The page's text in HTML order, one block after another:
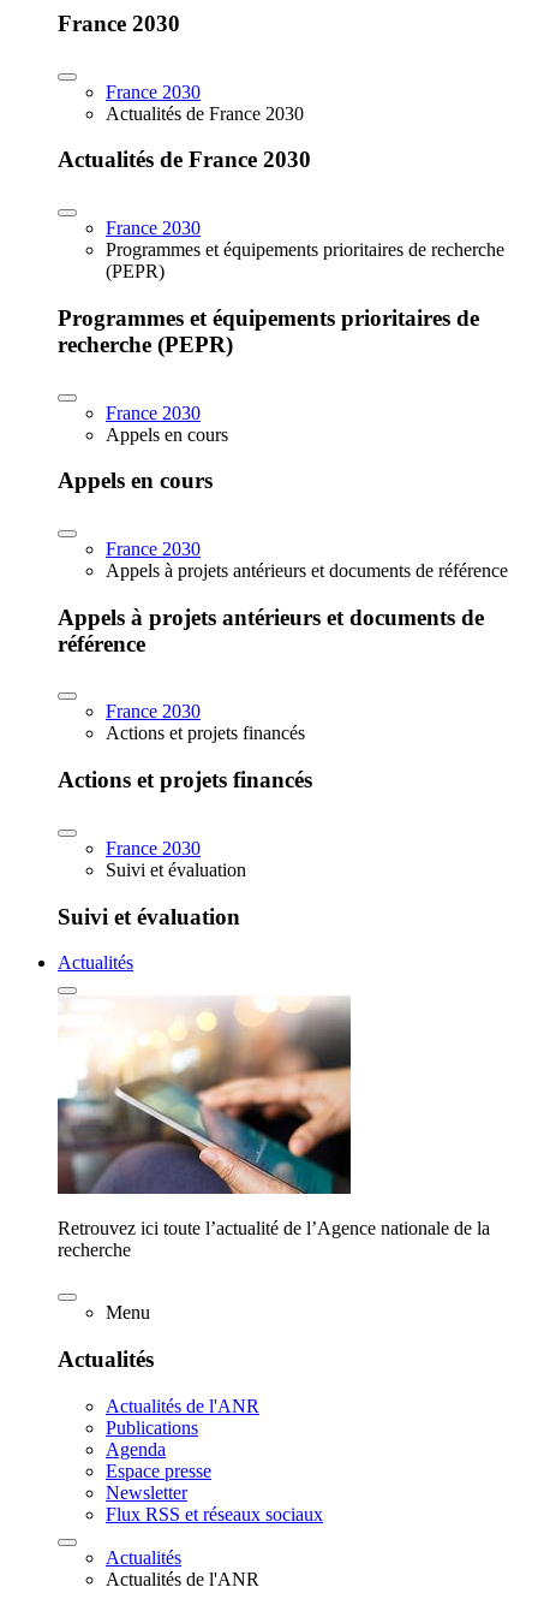
France 2030
France 2030
Actualités de France 2030
Actualités de France 2030
France 2030
Programmes et équipements prioritaires de recherche
(PEPR)
Programmes et équipements prioritaires de
recherche (PEPR)
France 2030
Appels en cours
Appels en cours
France 2030
Appels à projets antérieurs et documents de référence
Appels à projets antérieurs et documents de
référence
France 2030
Actions et projets financés
Actions et projets financés
France 2030
Suivi et évaluation
Suivi et évaluation
Actualités
Retrouvez ici toute l’actualité de l’Agence nationale de la
recherche
Menu
Actualités
Actualités de l'ANR
Publications
Agenda
Espace presse
Newsletter
Flux RSS et réseaux sociaux
Actualités
Actualités de l'ANR